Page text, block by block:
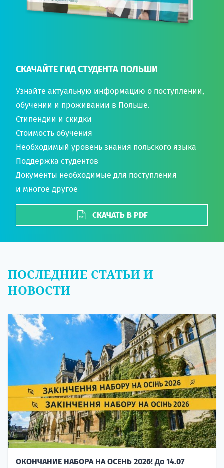
СКАЧАЙТЕ ГИД СТУДЕНТА ПОЛЬШИ
Узнайте актуальную информацию о поступлении,
обучении и проживании в Польше.
Стипендии и скидки
Стоимость обучения
Необходимый уровень знания польского языка
Поддержка студентов
Документы необходимые для поступления
и многое другое
СКАЧАТЬ В PDF
ПОСЛЕДНИЕ СТАТЬИ И
НОВОСТИ
ОКОНЧАНИЕ НАБОРА НА ОСЕНЬ 2026! До 14.07